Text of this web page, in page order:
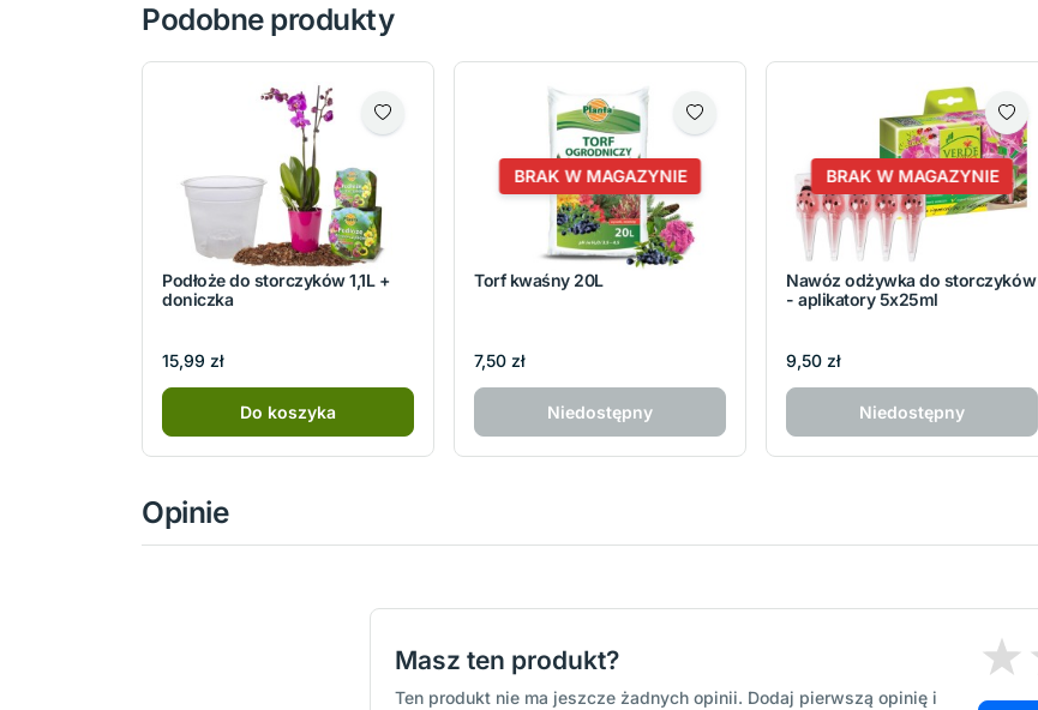
Podobne produkty
Podłoże do storczyków 1,1L +
doniczka
15,99 zł
Do koszyka
BRAK W MAGAZYNIE
Torf kwaśny 20L
7,50 zł
Niedostępny
BRAK W MAGAZYNIE
Nawóz odżywka do storczyków
- aplikatory 5x25ml
9,50 zł
Niedostępny
Opinie
Masz ten produkt?
Ten produkt nie ma jeszcze żadnych opinii. Dodaj pierwszą opinię i